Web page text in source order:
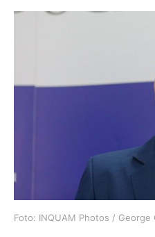
Foto: INQUAM Photos / George